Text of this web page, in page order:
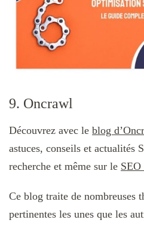
9. Oncrawl
Découvrez avec le blog
astuces, conseils et actualités
recherche et même sur le SEO
Ce blog traite de nombreuses
pertinentes les unes que les